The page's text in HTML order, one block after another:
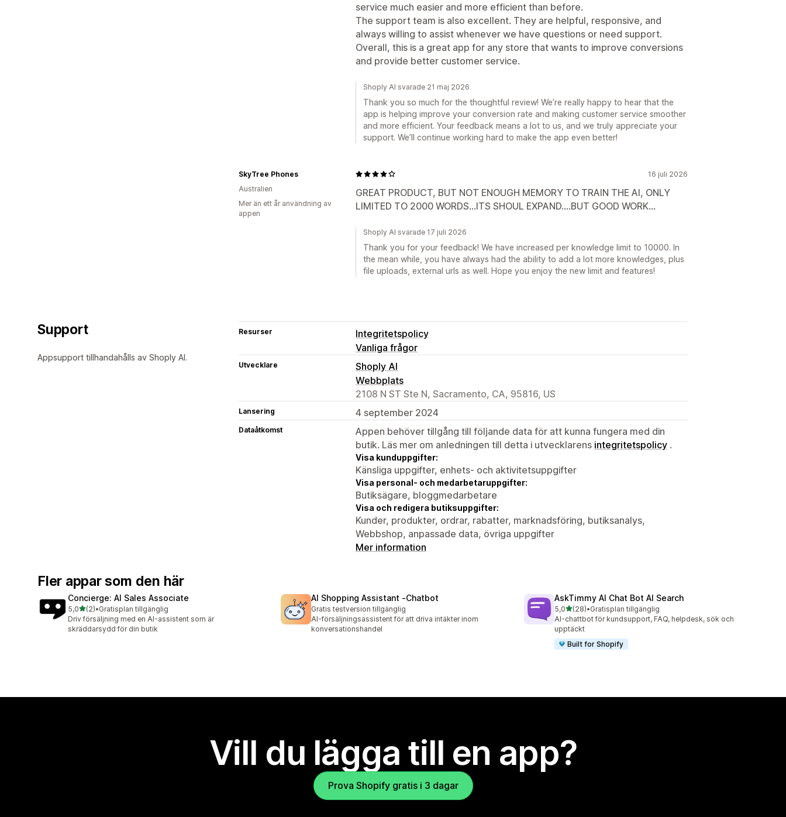
service much easier and more efficient than before.
The support team is also excellent. They are helpful, responsive, and
always willing to assist whenever we have questions or need support.
Overall, this is a great app for any store that wants to improve conversions
and provide better customer service.
Shoply AI svarade 21 maj 2026
Thank you so much for the thoughtful review! We’re really happy to hear that the
app is helping improve your conversion rate and making customer service smoother
and more efficient. Your feedback means a lot to us, and we truly appreciate your
support. We’ll continue working hard to make the app even better!
16 juli 2026
GREAT PRODUCT, BUT NOT ENOUGH MEMORY TO TRAIN THE AI, ONLY
LIMITED TO 2000 WORDS...ITS SHOUL EXPAND....BUT GOOD WORK...
SkyTree Phones
Australien
Mer än ett år användning av
appen
Shoply AI svarade 17 juli 2026
Thank you for your feedback! We have increased per knowledge limit to 10000. In
the mean while, you have always had the ability to add a lot more knowledges, plus
file uploads, external urls as well. Hope you enjoy the new limit and features!
Support
Appsupport tillhandahålls av Shoply AI.
Resurser
Integritetspolicy
Vanliga frågor
Utvecklare
Shoply AI
Webbplats
2108 N ST Ste N, Sacramento, CA, 95816, US
Lansering 4 september 2024
Dataåtkomst
Appen behöver tillgång till följande data för att kunna fungera med din
butik. Läs mer om anledningen till detta i utvecklarens integritetspolicy .
Visa kunduppgifter:
Känsliga uppgifter, enhets- och aktivitetsuppgifter
Visa personal- och medarbetaruppgifter:
Butiksägare, bloggmedarbetare
Visa och redigera butiksuppgifter:
Kunder, produkter, ordrar, rabatter, marknadsföring, butiksanalys,
Webbshop, anpassade data, övriga uppgifter
Mer information
Fler appar som den här
Concierge: AI Sales Associate
5,0av 5 stjärnor
(2)
2 recensioner totalt
•Gratisplan tillgänglig
Driv försäljning med en AI-assistent som är
skräddarsydd för din butik
AI Shopping Assistant ‑Chatbot
Gratis testversion tillgänglig
AI-försäljningsassistent för att driva intäkter inom
konversationshandel
AskTimmy AI Chat Bot AI Search
5,0av 5 stjärnor
(28)
28 recensioner totalt
•Gratisplan tillgänglig
AI-chattbot för kundsupport, FAQ, helpdesk, sök och
upptäckt
Built for Shopify
Vill du lägga till en app?
Prova Shopify gratis i 3 dagar